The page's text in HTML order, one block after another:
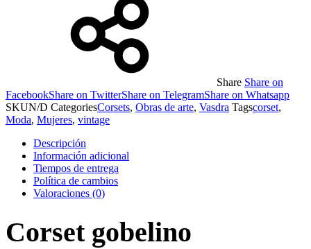
Share Share on
FacebookShare on TwitterShare on TelegramShare on Whatsapp
SKUN/D CategoriesCorsets, Obras de arte, Vasdra Tagscorset,
Moda, Mujeres, vintage
Descripción
Información adicional
Tiempos de entrega
Política de cambios
Valoraciones (0)
Corset gobelino